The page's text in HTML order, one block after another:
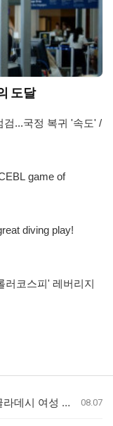
도달
검...국정 복귀 '속도' /
game of
diving play!
러코스피' 레버리지
캐나다, 2명의 사스카추완 식당 업주, 방글라데시 여성 인신매매 유죄 판결 08.07